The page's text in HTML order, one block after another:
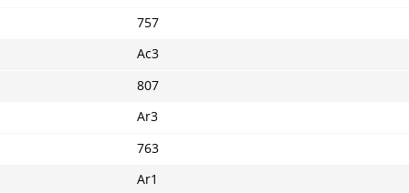
757
Ac3
807
Ar3
763
Ar1